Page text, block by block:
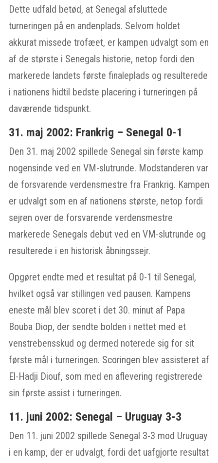
Dette udfald betød, at Senegal afsluttede
turneringen på en andenplads. Selvom holdet
akkurat missede trofæet, er kampen udvalgt som en
af de største i Senegals historie, netop fordi den
markerede landets første finaleplads og resulterede
i nationens hidtil bedste placering i turneringen på
daværende tidspunkt.
31. maj 2002: Frankrig – Senegal 0-1
Den 31. maj 2002 spillede Senegal sin første kamp
nogensinde ved en VM-slutrunde. Modstanderen var
de forsvarende verdensmestre fra Frankrig. Kampen
er udvalgt som en af nationens største, netop fordi
sejren over de forsvarende verdensmestre
markerede Senegals debut ved en VM-slutrunde og
resulterede i en historisk åbningssejr.
Opgøret endte med et resultat på 0-1 til Senegal,
hvilket også var stillingen ved pausen. Kampens
eneste mål blev scoret i det 30. minut af Papa
Bouba Diop, der sendte bolden i nettet med et
venstrebensskud og dermed noterede sig for sit
første mål i turneringen. Scoringen blev assisteret af
El-Hadji Diouf, som med en aflevering registrerede
sin første assist i turneringen.
11. juni 2002: Senegal – Uruguay 3-3
Den 11. juni 2002 spillede Senegal 3-3 mod Uruguay
i en kamp, der er udvalgt, fordi det uafgjorte resultat